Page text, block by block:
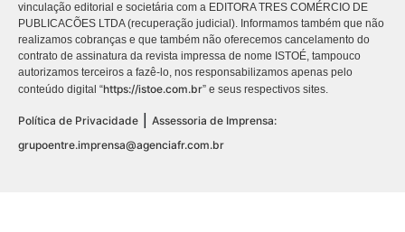
vinculação editorial e societária com a EDITORA TRES COMÉRCIO DE
PUBLICACÕES LTDA (recuperação judicial). Informamos também que não
realizamos cobranças e que também não oferecemos cancelamento do
contrato de assinatura da revista impressa de nome ISTOÉ, tampouco
autorizamos terceiros a fazê-lo, nos responsabilizamos apenas pelo
conteúdo digital “https://istoe.com.br” e seus respectivos sites.
Política de Privacidade
Assessoria de Imprensa:
grupoentre.imprensa@agenciafr.com.br